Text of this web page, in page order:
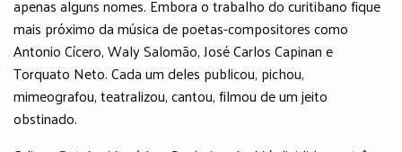
apenas alguns nomes. Embora o trabalho do curitibano fique
mais próximo da música de poetas-compositores como
Antonio Cícero, Waly Salomão, José Carlos Capinan e
Torquato Neto. Cada um deles publicou, pichou,
mimeografou, teatralizou, cantou, filmou de um jeito
obstinado.